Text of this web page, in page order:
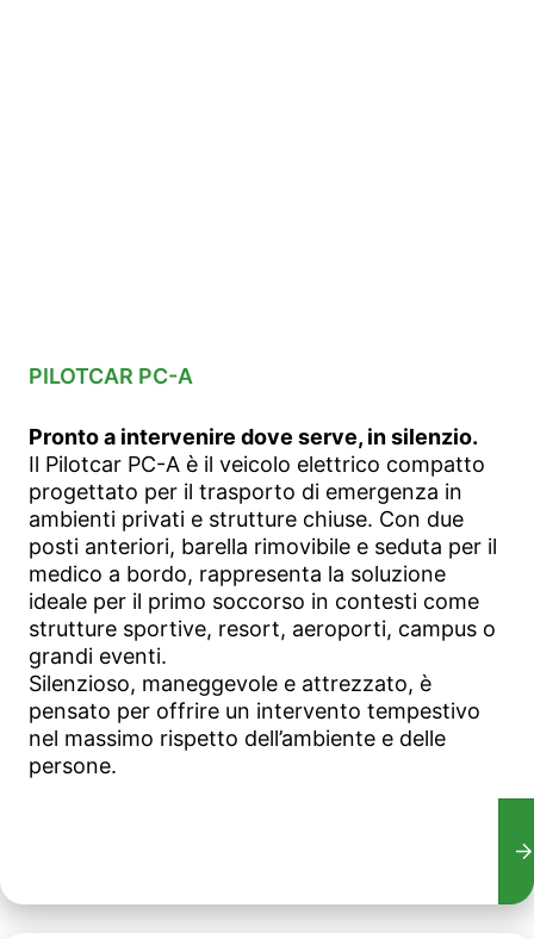
PILOTCAR PC-A
Pronto a intervenire dove serve, in silenzio.
Il Pilotcar PC-A è il veicolo elettrico compatto
progettato per il trasporto di emergenza in
ambienti privati e strutture chiuse. Con due
posti anteriori, barella rimovibile e seduta per il
medico a bordo, rappresenta la soluzione
ideale per il primo soccorso in contesti come
strutture sportive, resort, aeroporti, campus o
grandi eventi.
Silenzioso, maneggevole e attrezzato, è
pensato per offrire un intervento tempestivo
nel massimo rispetto dell’ambiente e delle
persone.